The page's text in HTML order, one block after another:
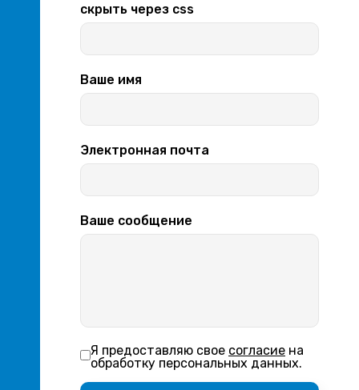
скрыть через css
Ваше имя
Электронная почта
Ваше сообщение
Я предоставляю свое согласие на
обработку персональных данных.